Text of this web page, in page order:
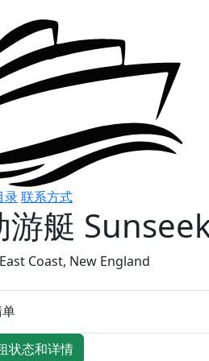
录联系方式
游艇
Coast, New England
状态和详情